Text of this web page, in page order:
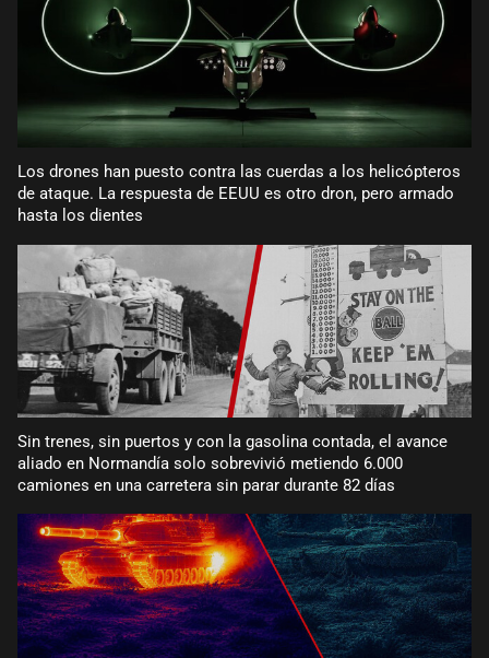
Los drones han puesto contra las cuerdas a los helicópteros
de ataque. La respuesta de EEUU es otro dron, pero armado
hasta los dientes
Sin trenes, sin puertos y con la gasolina contada, el avance
aliado en Normandía solo sobrevivió metiendo 6.000
camiones en una carretera sin parar durante 82 días